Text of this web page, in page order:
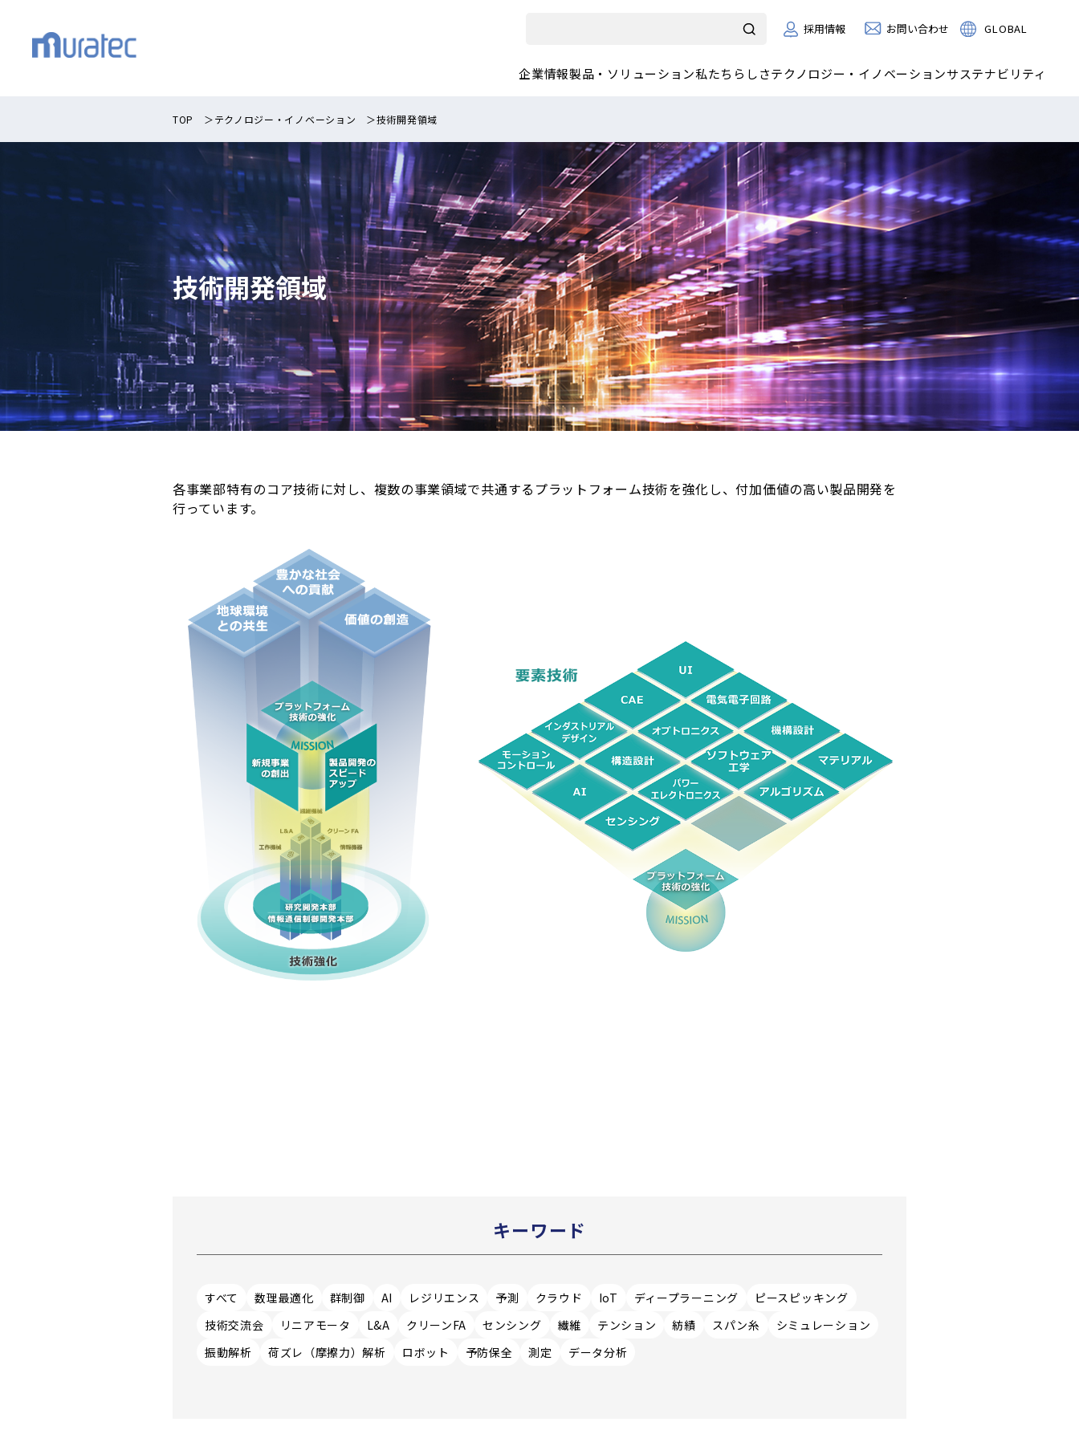
採用情報 お問い合わせ GLOBAL
企業情報製品・ソリューション私たちらしさテクノロジー・イノベーションサステナビリティ
TOP ＞テクノロジー・イノベーション ＞技術開発領域
技術開発領域
各事業部特有のコア技術に対し、複数の事業領域で共通するプラットフォーム技術を強化し、付加価値の高い製品開発を
行っています。
キーワード
すべて 数理最適化 群制御 AI レジリエンス 予測 クラウド IoT ディープラーニング
ピースピッキング
技術交流会
リニアモータ L&A クリーンFA センシング 繊維 テンション 紡績 スパン糸
シミュレーション
振動解析
荷ズレ（摩擦力）解析 ロボット 予防保全 測定 データ分析